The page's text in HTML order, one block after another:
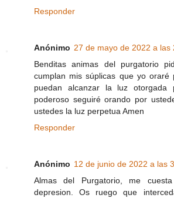
Responder
Anónimo 27 de mayo de 2022 a las
Benditas animas del purgatorio
cumplan mis súplicas que yo oraré
puedan alcanzar la luz otorgada
poderoso seguiré orando por
ustedes la luz perpetua Amen
Responder
Anónimo 12 de junio de 2022 a las
Almas del Purgatorio, me
depresion. Os ruego que